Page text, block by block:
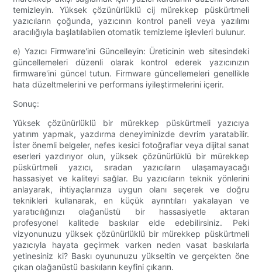
temizleyin. Yüksek çözünürlüklü cij mürekkep püskürtmeli
yazıcıların çoğunda, yazıcının kontrol paneli veya yazılımı
aracılığıyla başlatılabilen otomatik temizleme işlevleri bulunur.
e) Yazıcı Firmware'ini Güncelleyin: Üreticinin web sitesindeki
güncellemeleri düzenli olarak kontrol ederek yazıcınızın
firmware'ini güncel tutun. Firmware güncellemeleri genellikle
hata düzeltmelerini ve performans iyileştirmelerini içerir.
Sonuç:
Yüksek çözünürlüklü bir mürekkep püskürtmeli yazıcıya
yatırım yapmak, yazdırma deneyiminizde devrim yaratabilir.
İster önemli belgeler, nefes kesici fotoğraflar veya dijital sanat
eserleri yazdırıyor olun, yüksek çözünürlüklü bir mürekkep
püskürtmeli yazıcı, sıradan yazıcıların ulaşamayacağı
hassasiyet ve kaliteyi sağlar. Bu yazıcıların teknik yönlerini
anlayarak, ihtiyaçlarınıza uygun olanı seçerek ve doğru
teknikleri kullanarak, en küçük ayrıntıları yakalayan ve
yaratıcılığınızı olağanüstü bir hassasiyetle aktaran
profesyonel kalitede baskılar elde edebilirsiniz. Peki
vizyonunuzu yüksek çözünürlüklü bir mürekkep püskürtmeli
yazıcıyla hayata geçirmek varken neden vasat baskılarla
yetinesiniz ki? Baskı oyununuzu yükseltin ve gerçekten öne
çıkan olağanüstü baskıların keyfini çıkarın.